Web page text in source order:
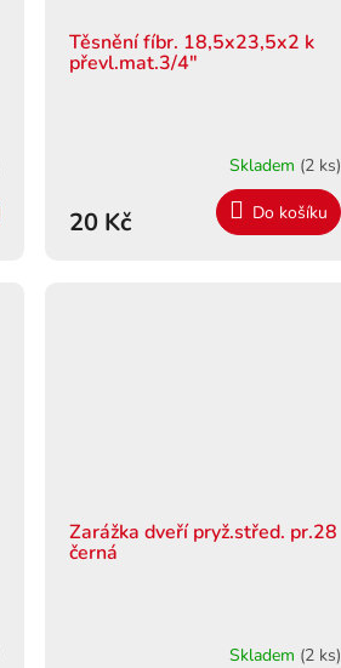
Těsnění fíbr. 18,5x23,5x2 k
převl.mat.3/4"
Skladem (2 ks)
20 Kč Do košíku
Zarážka dveří pryž.střed. pr.28
černá
Skladem (2 ks)